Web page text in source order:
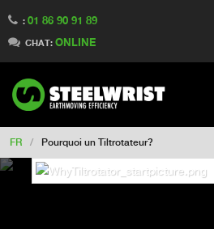
: 01 86 90 91 89
CHAT: ONLINE
Switch to Finland
Switch to Denmark
Switch to China
Switch to Australia
Change market
FR / Pourquoi un Tiltrotateur?